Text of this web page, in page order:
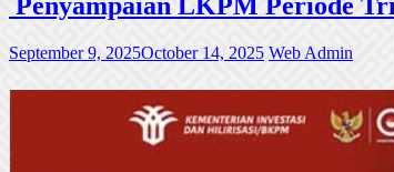
Penyampaian LKPM Periode
September 9, 2025October 14, 2025 Web Admin